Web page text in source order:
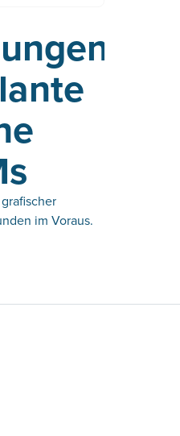
im Voraus.